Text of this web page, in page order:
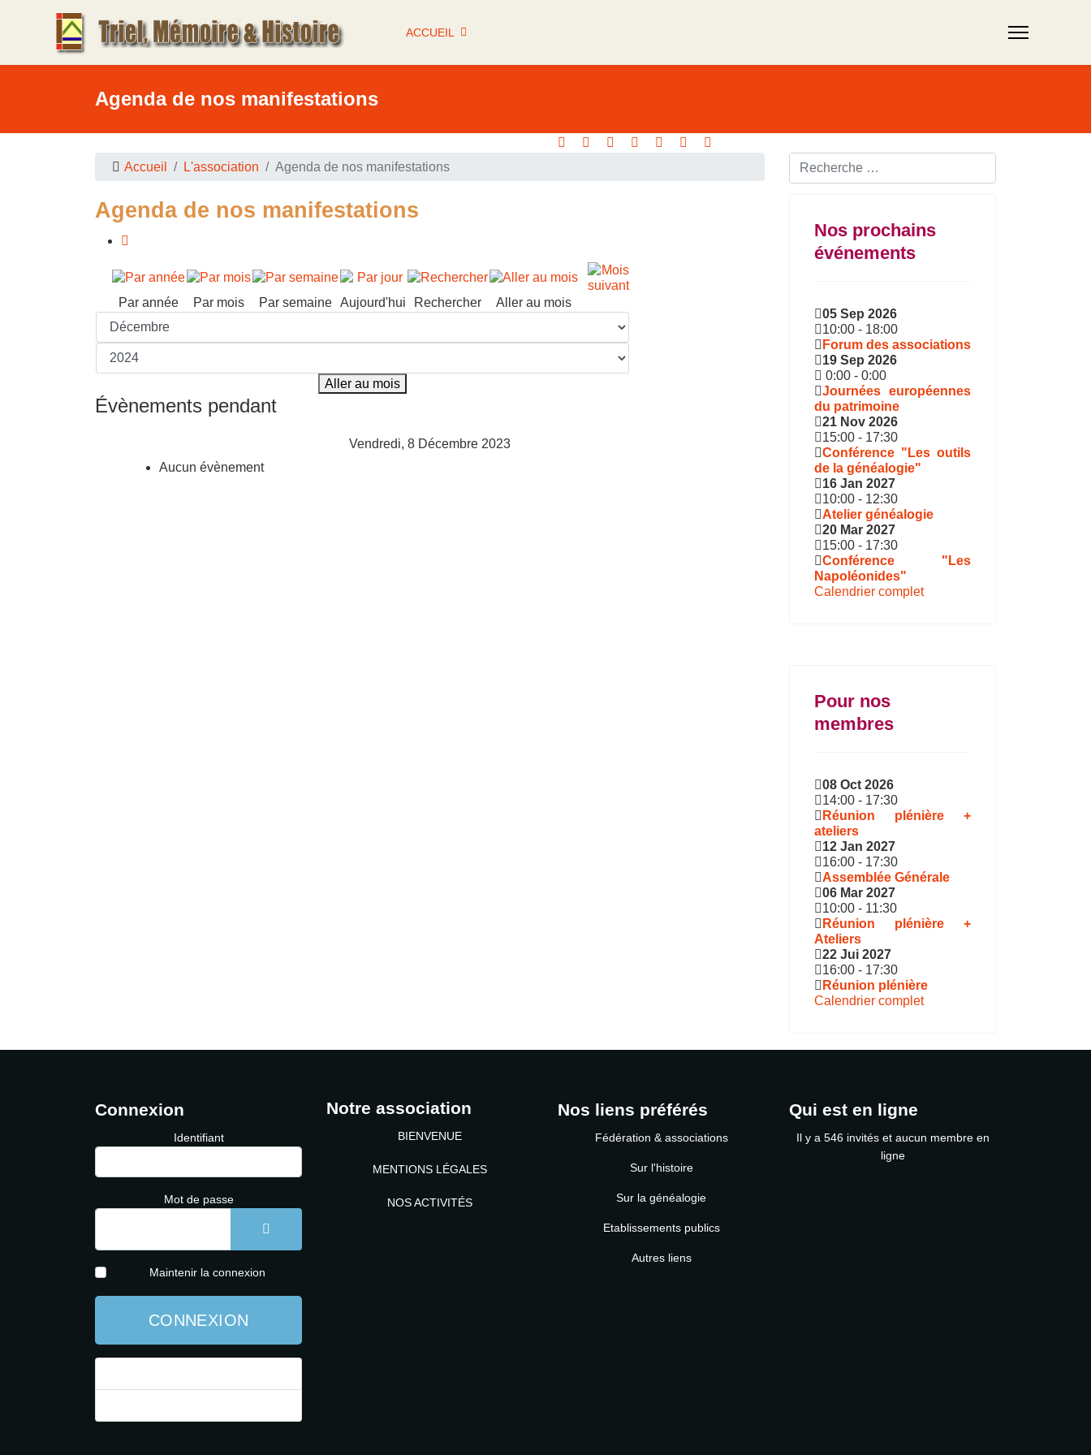
ACCUEIL
Agenda de nos manifestations
Accueil L'association Agenda de nos manifestations
Rechercher ...
Agenda de nos manifestations
Par année Par mois Par semaine Aujourd'hui Rechercher Aller au mois
Aller au mois
Évènements pendant
Vendredi, 8 Décembre 2023
Aucun évènement
Nos prochains
événements
05 Sep 2026
10:00 - 18:00
Forum des associations
19 Sep 2026
0:00 - 0:00
Journées européennes
du patrimoine
21 Nov 2026
15:00 - 17:30
Conférence "Les outils
de la généalogie"
16 Jan 2027
10:00 - 12:30
Atelier généalogie
20 Mar 2027
15:00 - 17:30
Conférence "Les
Napoléonides"
Calendrier complet
Pour nos
membres
08 Oct 2026
14:00 - 17:30
Réunion plénière +
ateliers
12 Jan 2027
16:00 - 17:30
Assemblée Générale
06 Mar 2027
10:00 - 11:30
Réunion plénière +
Ateliers
22 Jui 2027
16:00 - 17:30
Réunion plénière
Calendrier complet
Connexion
Identifiant
Mot de passe
AFFICHER LE MOT DE PASSE
Maintenir la connexion
CONNEXION
Notre association
BIENVENUE
MENTIONS LÉGALES
NOS ACTIVITÉS
Nos liens préférés
Fédération & associations
Sur l'histoire
Sur la généalogie
Etablissements publics
Autres liens
Qui est en ligne
Il y a 546 invités et aucun membre en
ligne